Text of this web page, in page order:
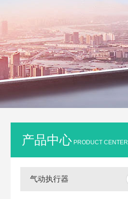
产品中心 PRODUCT CENTER
气动执行器